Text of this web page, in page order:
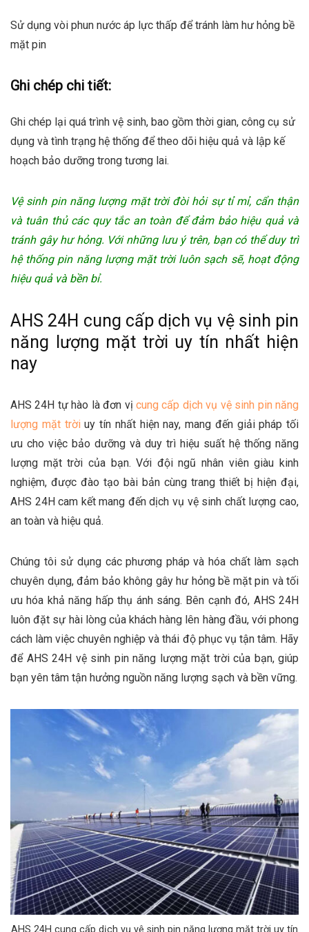
Sử dụng vòi phun nước áp lực thấp để tránh làm hư hỏng bề
mặt pin
Ghi chép chi tiết:
Ghi chép lại quá trình vệ sinh, bao gồm thời gian, công cụ sử
dụng và tình trạng hệ thống để theo dõi hiệu quả và lập kế
hoạch bảo dưỡng trong tương lai.
Vệ sinh pin năng lượng mặt trời đòi hỏi sự tỉ mỉ, cẩn thận
và tuân thủ các quy tắc an toàn để đảm bảo hiệu quả và
tránh gây hư hỏng. Với những lưu ý trên, bạn có thể duy trì
hệ thống pin năng lượng mặt trời luôn sạch sẽ, hoạt động
hiệu quả và bền bỉ.
AHS 24H cung cấp dịch vụ vệ sinh pin
năng lượng mặt trời uy tín nhất hiện
nay
AHS 24H tự hào là đơn vị cung cấp dịch vụ vệ sinh pin năng
lượng mặt trờiuy tín nhất hiện nay, mang đến giải pháp tối
ưu cho việc bảo dưỡng và duy trì hiệu suất hệ thống năng
lượng mặt trời của bạn. Với đội ngũ nhân viên giàu kinh
nghiệm, được đào tạo bài bản cùng trang thiết bị hiện đại,
AHS 24H cam kết mang đến dịch vụ vệ sinh chất lượng cao,
an toàn và hiệu quả.
Chúng tôi sử dụng các phương pháp và hóa chất làm sạch
chuyên dụng, đảm bảo không gây hư hỏng bề mặt pin và tối
ưu hóa khả năng hấp thụ ánh sáng. Bên cạnh đó, AHS 24H
luôn đặt sự hài lòng của khách hàng lên hàng đầu, với phong
cách làm việc chuyên nghiệp và thái độ phục vụ tận tâm. Hãy
để AHS 24H vệ sinh pin năng lượng mặt trời của bạn, giúp
bạn yên tâm tận hưởng nguồn năng lượng sạch và bền vững.